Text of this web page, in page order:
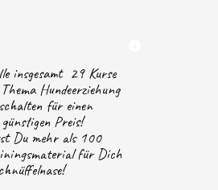
insgesamt 29 Kurse
Hundeerziehung
für einen
Preis!
Du mehr als 100
für Dich